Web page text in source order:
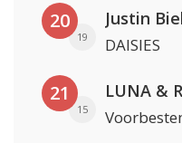
20
19
Justin
DAISIES
21
15
LUNA &